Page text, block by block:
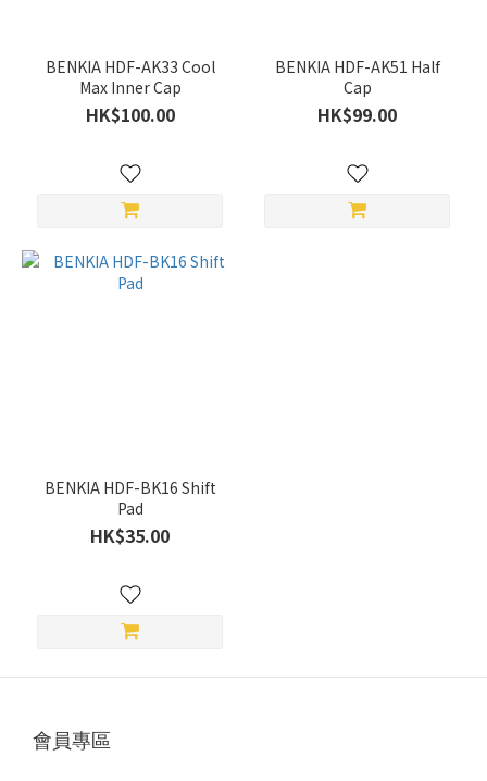
BENKIA HDF-AK33 Cool
Max Inner Cap
HK$100.00
BENKIA HDF-AK51 Half
Cap
HK$99.00
BENKIA HDF-BK16 Shift
Pad
HK$35.00
會員專區